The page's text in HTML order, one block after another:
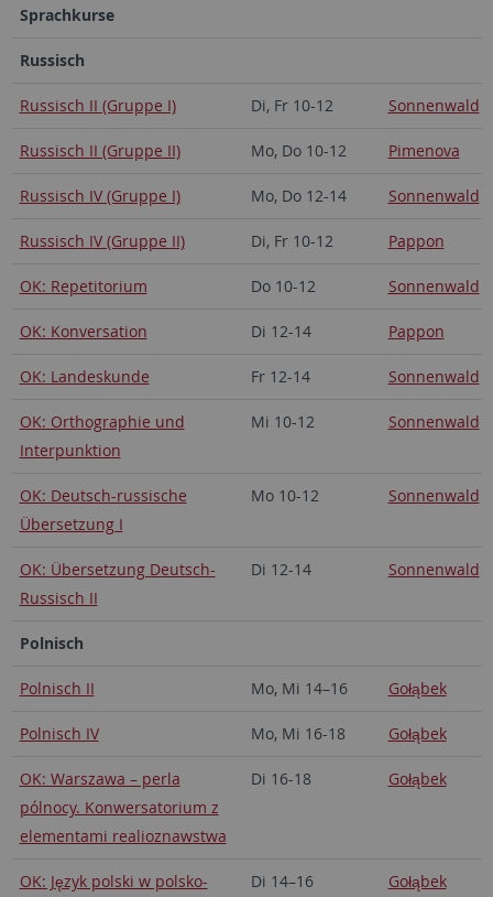
Sprachkurse
Russisch
Russisch II (Gruppe I) Di, Fr 10-12 Sonnenwald
Russisch II (Gruppe II) Mo, Do 10-12 Pimenova
Russisch IV (Gruppe I) Mo, Do 12-14 Sonnenwald
Russisch IV (Gruppe II) Di, Fr 10-12 Pappon
OK: Repetitorium Do 10-12 Sonnenwald
OK: Konversation Di 12-14 Pappon
OK: Landeskunde Fr 12-14 Sonnenwald
OK: Orthographie und
Interpunktion
Mi 10-12 Sonnenwald
OK: Deutsch-russische
Übersetzung I
Mo 10-12 Sonnenwald
OK: Übersetzung Deutsch-
Russisch II
Di 12-14 Sonnenwald
Polnisch
Polnisch II Mo, Mi 14–16 Gołąbek
Polnisch IV Mo, Mi 16-18 Gołąbek
OK: Warszawa – perla
pólnocy. Konwersatorium z
elementami realioznawstwa
Di 16-18 Gołąbek
OK: Język polski w polsko-
Di 14–16 Gołąbek